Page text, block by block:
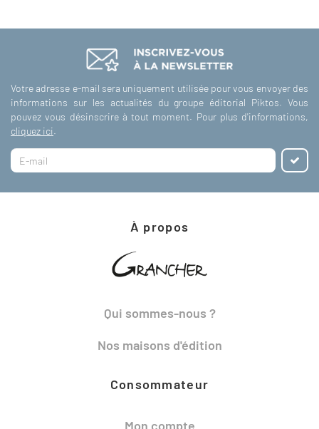
Votre adresse e-mail sera uniquement utilisée pour vous envoyer des
informations sur les actualités du groupe éditorial Piktos. Vous
pouvez vous désinscrire à tout moment. Pour plus d'informations,
cliquez ici.
À propos
Qui sommes-nous ?
Nos maisons d'édition
Consommateur
Mon compte